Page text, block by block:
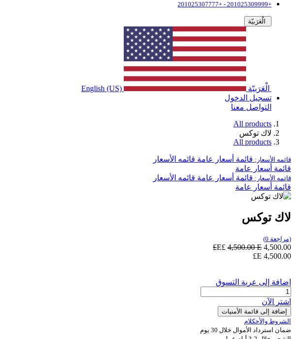
+201025309999 - +201025307777
الْعَرَبيّة
الْعَرَبيّة
English (US)
تسجيل الدخول
التواصل معنا
All products
لاك توكس
All products
قائمه الأسعار: قائمة أسعار عامة قائمه الأسعار
قائمة أسعار عامة
قائمه الأسعار: قائمة أسعار عامة قائمه الأسعار
قائمة أسعار عامة
لاك توكس
(مراجعة 0)
4,500.00
4,500.00E£
4,500.00
إضافة إلى عربة التسوق
اشترِ الآن
إضافة إلى قائمة الأمنيات
الشروط والأحكلام
ضمان استرداد الأموال خلال 30 يوم